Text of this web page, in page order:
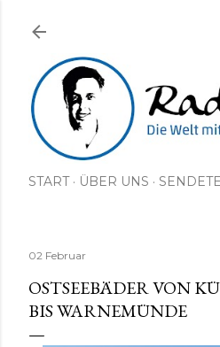
START ÜBER UNS
02 Februar
OSTSEEBÄDER VON
BIS WARNEMÜNDE